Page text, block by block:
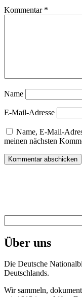
Kommentar *
Name
E-Mail-Adresse
Name, E-Mail-
meinen nächsten
nach:
Über uns
Die Deutsche
Deutschlands.
Wir sammeln,